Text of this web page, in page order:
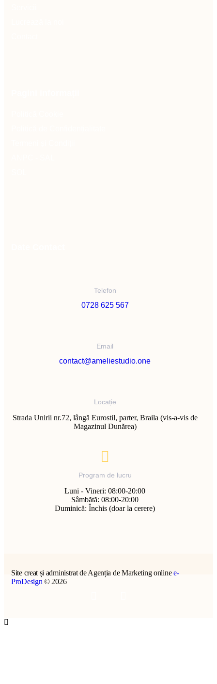
Telefon
0728 625 567
Email
contact@ameliestudio.one
Locație
Strada Unirii nr.72, lângă Eurostil, parter, Braila (vis-a-vis de
Magazinul Dunărea)
Program de lucru
Luni - Vineri: 08:00-20:00
Sâmbătă: 08:00-20:00
Duminică: Închis (doar la cerere)
Site creat și administrat de Agenția de Marketing onlinee-
ProDesign © 2026